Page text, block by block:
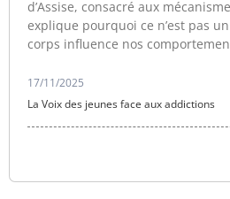
d’Assise, consacré aux
explique pourquoi ce n’est pas
corps influence nos
17/11/2025
La Voix des jeunes face aux addictions